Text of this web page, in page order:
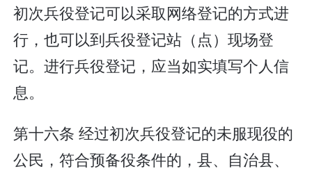
初次兵役登记可以采取网络登记的方式进
行，也可以到兵役登记站（点）现场登
记。进行兵役登记，应当如实填写个人信
息。
第十六条 经过初次兵役登记的未服现役的
公民，符合预备役条件的，县、自治县、